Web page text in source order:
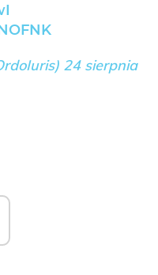
24 sierpnia